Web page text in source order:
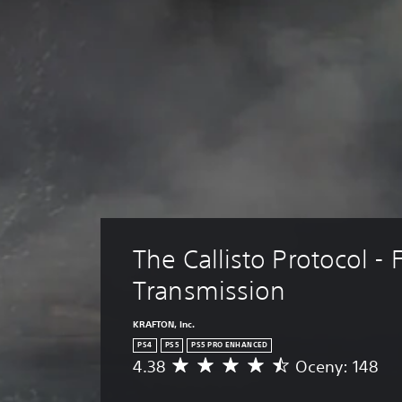
The Callisto Protocol -
Transmission
KRAFTON, Inc.
PS4 PS5 PS5 PRO ENHANCED
Ś
4.38 Oceny: 148